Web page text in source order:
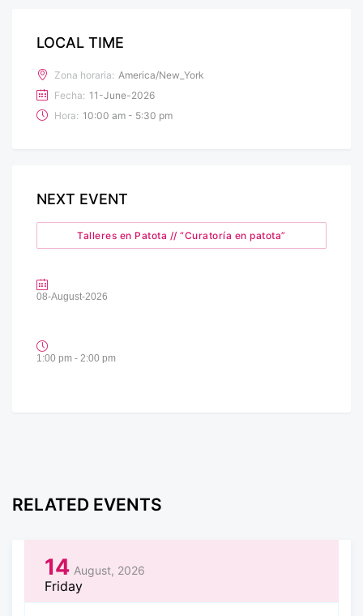
LOCAL TIME
Zona horaria: America/New_York
Fecha: 11-June-2026
Hora: 10:00 am - 5:30 pm
NEXT EVENT
Talleres en Patota // “Curatoría en patota”
08-August-2026
1:00 pm - 2:00 pm
RELATED EVENTS
14 August, 2026
Friday